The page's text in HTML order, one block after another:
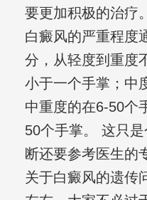
要更加积极的治疗
白癜风的严重程度
分，从轻度到重度
小于一个手掌；中
中重度的在6-50个
50个手掌。 这只
断还要参考医生的
关于白癜风的遗传